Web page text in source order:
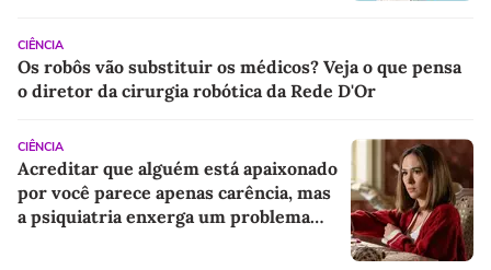
CIÊNCIA
Os robôs vão substituir os médicos? Veja o que pensa
o diretor da cirurgia robótica da Rede D'Or
CIÊNCIA
Acreditar que alguém está apaixonado
por você parece apenas carência, mas
a psiquiatria enxerga um problema